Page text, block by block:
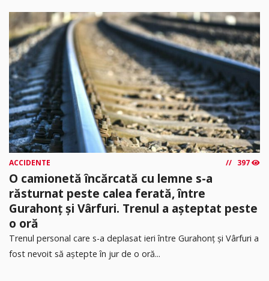
ACCIDENTE 397
O camionetă încărcată cu lemne s-a
răsturnat peste calea ferată, între
Gurahonț și Vârfuri. Trenul a așteptat peste
o oră
Trenul personal care s-a deplasat ieri între Gurahonț și Vârfuri a
fost nevoit să aștepte în jur de o oră...